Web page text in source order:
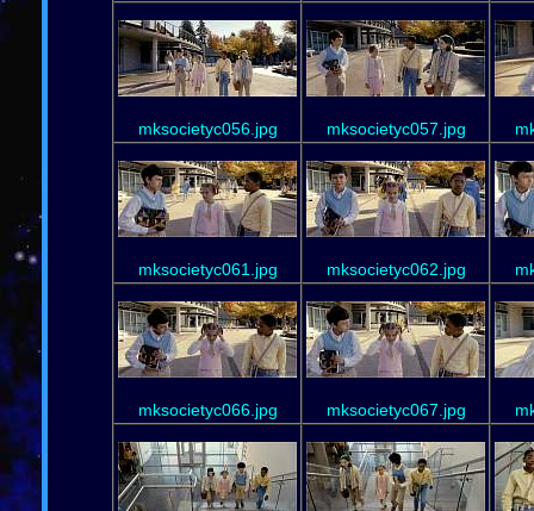
mksocietyc056.jpg mksocietyc057.jpg
mksocietyc061.jpg mksocietyc062.jpg
mksocietyc066.jpg mksocietyc067.jpg